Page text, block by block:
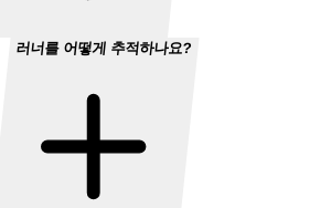
러너를 어떻게 추적하나요?